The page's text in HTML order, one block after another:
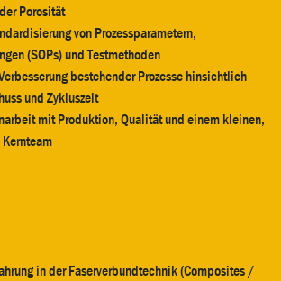
Porosität
von Prozessparametern,
(SOPs) und Testmethoden
bestehender Prozesse hinsichtlich
und Zykluszeit
mit Produktion, Qualität und einem kleinen,
in der Faserverbundtechnik (Composites /